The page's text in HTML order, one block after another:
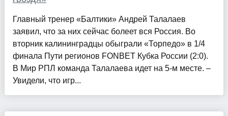
Главный тренер «Балтики» Андрей Талалаев
заявил, что за них сейчас болеет вся Россия. Во
вторник калининградцы обыграли «Торпедо» в 1/4
финала Пути регионов FONBET Кубка России (2:0).
В Мир РПЛ команда Талалаева идет на 5-м месте. –
Увидели, что игр...